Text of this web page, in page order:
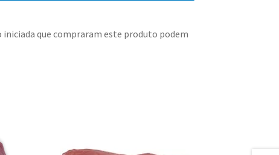
iniciada que compraram este produto podem